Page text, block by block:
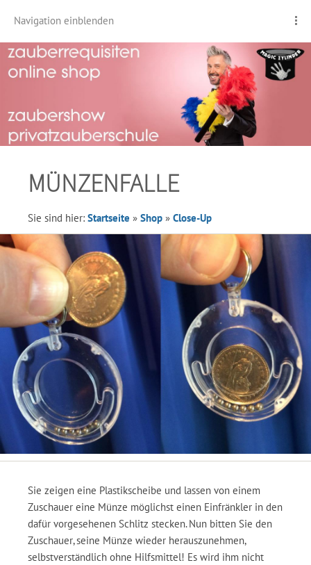
Navigation einblenden
MÜNZENFALLE
Sie sind hier: Startseite » Shop » Close-Up
Sie zeigen eine Plastikscheibe und lassen von einem
Zuschauer eine Münze möglichst einen Einfränkler in den
dafür vorgesehenen Schlitz stecken. Nun bitten Sie den
Zuschauer, seine Münze wieder herauszunehmen,
selbstverständlich ohne Hilfsmittel! Es wird ihm nicht